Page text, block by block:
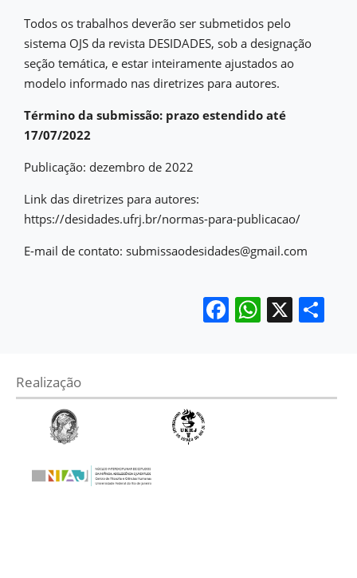
Todos os trabalhos deverão ser submetidos pelo
sistema OJS da revista DESIDADES, sob a designação
seção temática, e estar inteiramente ajustados ao
modelo informado nas diretrizes para autores.
Término da submissão: prazo estendido até
17/07/2022
Publicação: dezembro de 2022
Link das diretrizes para autores:
https://desidades.ufrj.br/normas-para-publicacao/
E-mail de contato: submissaodesidades@gmail.com
Facebook
X
Realização